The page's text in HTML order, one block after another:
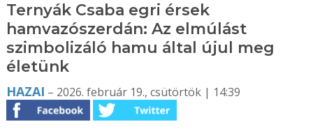
Ternyák Csaba egri érsek
hamvazószerdán: Az elmúlást
szimbolizáló hamu által újul meg
életünk
HAZAI – 2026. február 19., csütörtök | 14:39